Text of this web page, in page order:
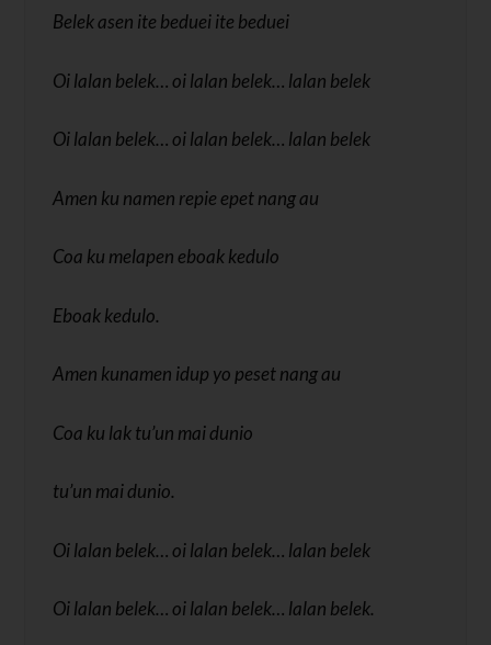
Belek asen ite beduei ite beduei
Oi lalan belek… oi lalan belek… lalan belek
Oi lalan belek… oi lalan belek… lalan belek
Amen ku namen repie epet nang au
Coa ku melapen eboak kedulo
Eboak kedulo.
Amen kunamen idup yo peset nang au
Coa ku lak tu’un mai dunio
tu’un mai dunio.
Oi lalan belek… oi lalan belek… lalan belek
Oi lalan belek… oi lalan belek… lalan belek.